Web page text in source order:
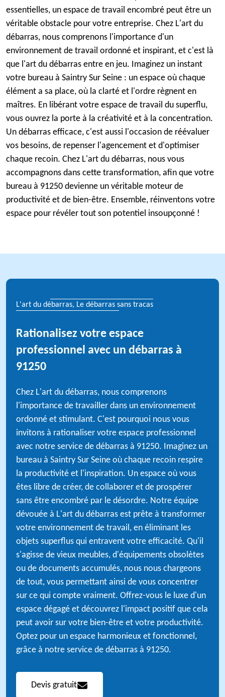
essentielles, un espace de travail encombré peut être un
véritable obstacle pour votre entreprise. Chez L'art du
débarras, nous comprenons l'importance d'un
environnement de travail ordonné et inspirant, et c'est là
que l'art du débarras entre en jeu. Imaginez un instant
votre bureau à Saintry Sur Seine : un espace où chaque
élément a sa place, où la clarté et l'ordre règnent en
maîtres. En libérant votre espace de travail du superflu,
vous ouvrez la porte à la créativité et à la concentration.
Un débarras efficace, c'est aussi l'occasion de réévaluer
vos besoins, de repenser l'agencement et d'optimiser
chaque recoin. Chez L'art du débarras, nous vous
accompagnons dans cette transformation, afin que votre
bureau à 91250 devienne un véritable moteur de
productivité et de bien-être. Ensemble, réinventons votre
espace pour révéler tout son potentiel insoupçonné !
L'art du débarras, Le débarras sans tracas
Rationalisez votre espace
professionnel avec un débarras à
91250
Chez L'art du débarras, nous comprenons
l'importance de travailler dans un environnement
ordonné et stimulant. C'est pourquoi nous vous
invitons à rationaliser votre espace professionnel
avec notre service de débarras à 91250. Imaginez un
bureau à Saintry Sur Seine où chaque recoin respire
la productivité et l'inspiration. Un espace où vous
êtes libre de créer, de collaborer et de prospérer
sans être encombré par le désordre. Notre équipe
dévouée à L'art du débarras est prête à transformer
votre environnement de travail, en éliminant les
objets superflus qui entravent votre efficacité. Qu'il
s'agisse de vieux meubles, d'équipements obsolètes
ou de documents accumulés, nous nous chargeons
de tout, vous permettant ainsi de vous concentrer
sur ce qui compte vraiment. Offrez-vous le luxe d'un
espace dégagé et découvrez l'impact positif que cela
peut avoir sur votre bien-être et votre productivité.
Optez pour un espace harmonieux et fonctionnel,
grâce à notre service de débarras à 91250.
Devis gratuit